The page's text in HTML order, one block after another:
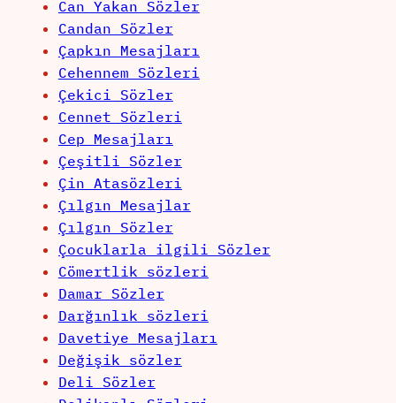
Can Yakan Sözler
Candan Sözler
Çapkın Mesajları
Cehennem Sözleri
Çekici Sözler
Cennet Sözleri
Cep Mesajları
Çeşitli Sözler
Çin Atasözleri
Çılgın Mesajlar
Çılgın Sözler
Çocuklarla ilgili Sözler
Cömertlik sözleri
Damar Sözler
Darğınlık sözleri
Davetiye Mesajları
Değişik sözler
Deli Sözler